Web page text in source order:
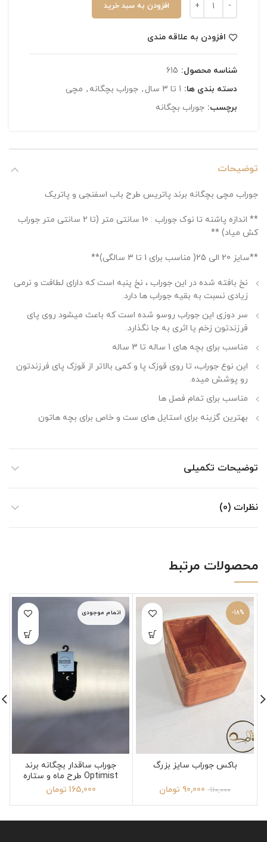
افزودن به سبد خرید
افزودن به علاقه مندی
شناسه محصول: 615
دسته بندی ها: 1 تا 3 سال , جوراب بچگانه , مچی
برچسب: جوراب بچگانه
توضیحات
جوراب مچی بچگانه برند پاتریس طرح باب اسفنجی و پاتریک
** اندازه پاشنه تا نوک جوراب : 10 سانتی متر (تا 2 سانتی متر جوراب
کش میاد) **
**سایز 20 الی 25( مناسب برای 1 تا 3 سالگی)**
نخ بافته شده در این جوراب ، نخ پنبه است که دارای لطافت و نرمی
زیادی نسبت به بقیه جوراب ها دارد.
سر دوزی این جوراب روسو شده است که باعث میشود روی پای
فرزندتون زخم یا اثری به جا نگذارد.
مناسب برای بچه های 1 ساله تا 3 ساله
این نوع جوراب، تا روی قوزک پا و کمی بالاتر از قوزک پای فرزندتون
رو پوشش میده.
مناسب برای تمام فصل ها
بهترین گزینه برای استایل های ست و خاص برای بچه هاتون
توضیحات تکمیلی
نظرات (0)
محصولات مرتبط
-18%
باکس جوراب سایز بزرگ
110,000
90,000 تومان
اتمام موجودی
جوراب ساقدار بچگانه برند
Optimist طرح ماه و ستاره
سایز 4
165,000 تومان